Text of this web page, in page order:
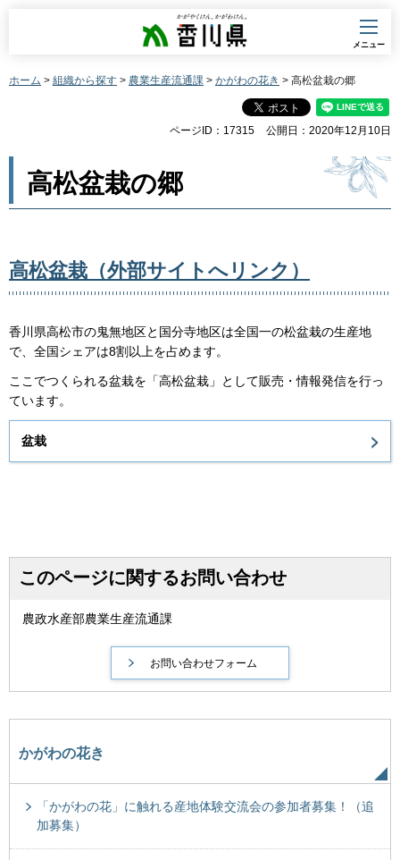
香川県
メニュー
ホーム > 組織から探す > 農業生産流通課 > かがわの花き > 高松盆栽の郷
ページID：17315 公開日：2020年12月10日
高松盆栽の郷
高松盆栽（外部サイトへリンク）
香川県高松市の鬼無地区と国分寺地区は全国一の松盆栽の生産地
で、全国シェアは8割以上を占めます。
ここでつくられる盆栽を「高松盆栽」として販売・情報発信を行っ
ています。
盆栽
このページに関するお問い合わせ
農政水産部農業生産流通課
かがわの花き
「かがわの花」に触れる産地体験交流会の参加者募集！（追
加募集）